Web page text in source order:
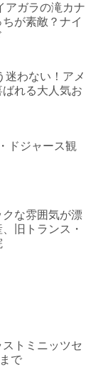
アガラの滝カナ
が素敵？ナイ
迷わない！アメ
れる大人気お
ドジャース観
な雰囲気が漂
旧トランス・
トミニッツセ
で